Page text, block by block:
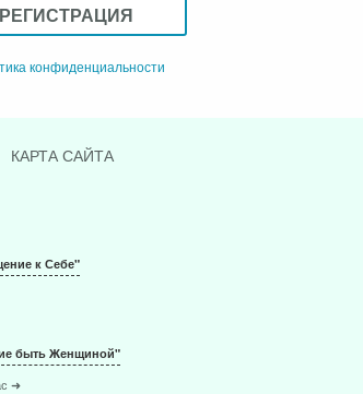
РЕГИСТРАЦИЯ
конфиденциальности
КАРТА САЙТА
к Себе"
быть Женщиной"
➜